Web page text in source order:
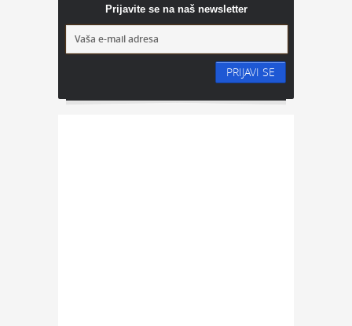
Prijavite se na naš newsletter
PRIJAVI SE